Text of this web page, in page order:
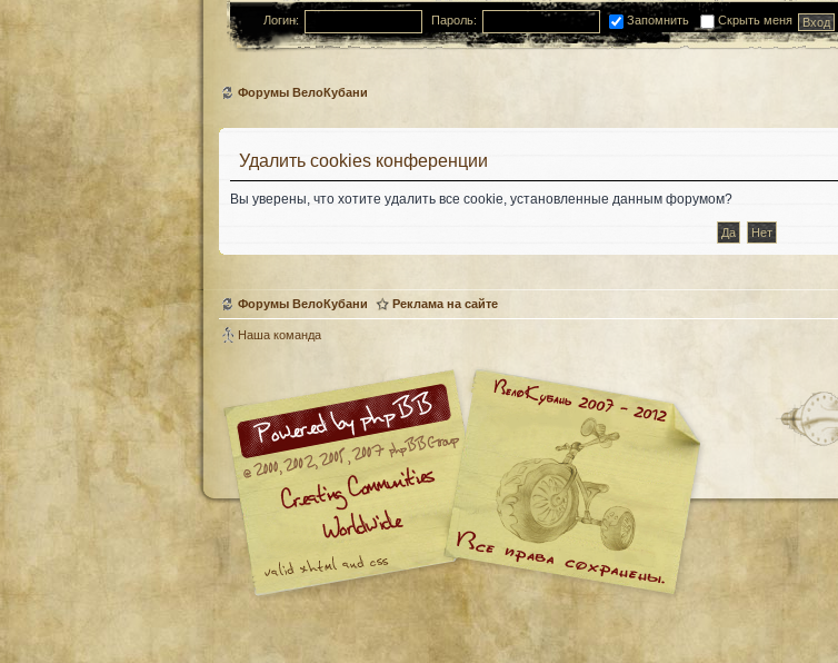
Логин: Пароль: Запомнить Скрыть меня
Форумы ВелоКубани
Удалить cookies конференции
Вы уверены, что хотите удалить все cookie, установленные данным форумом?
Форумы ВелоКубани Реклама на сайте
Наша команда